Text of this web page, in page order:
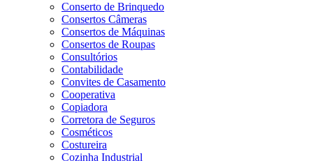
Conserto de Brinquedo
Consertos Câmeras
Consertos de Máquinas
Consertos de Roupas
Consultórios
Contabilidade
Convites de Casamento
Cooperativa
Copiadora
Corretora de Seguros
Cosméticos
Costureira
Cozinha Industrial